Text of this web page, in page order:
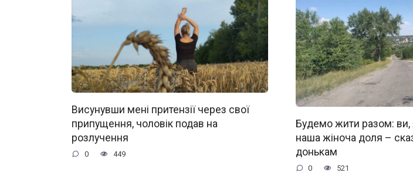
Висунувши мені притензії через свої
припущення, чоловік подав на
розлучення
0 449
Будемо жити разом: ви,
наша жіноча доля –
донькам
0 521